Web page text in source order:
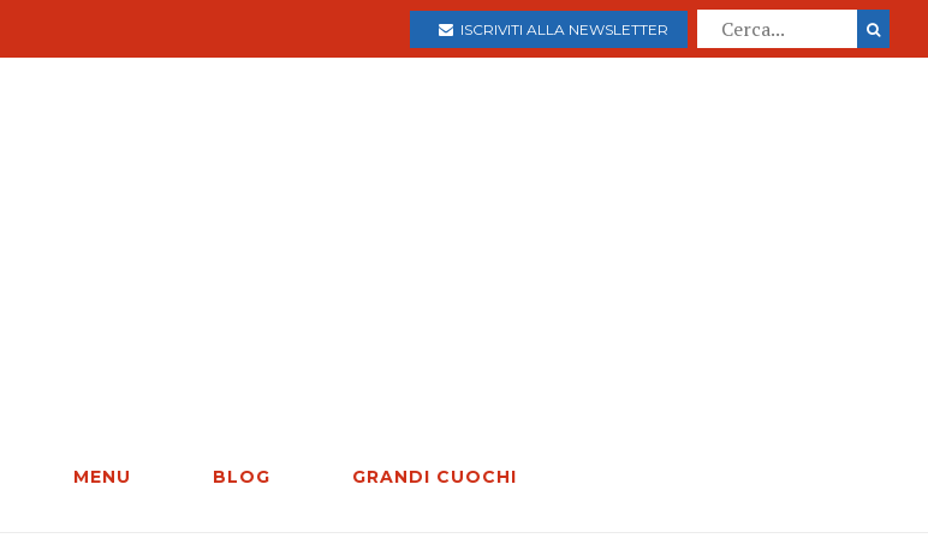
ISCRIVITI ALLA NEWSLETTER
MENU BLOG GRANDI CUOCHI